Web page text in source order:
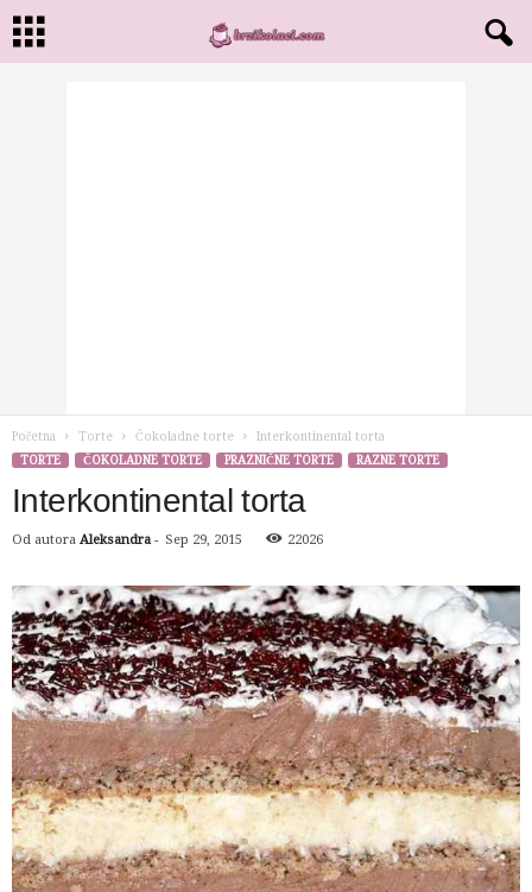
Početna Torte Čokoladne torte
Interkontinental torta
TORTE
ČOKOLADNE TORTE PRAZNIČNE TORTE RAZNE TORTE
Interkontinental torta
Od autora Aleksandra - Sep 29, 2015 22026